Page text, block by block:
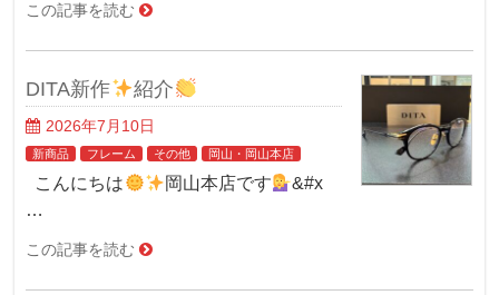
この記事を読む
DITA新作 紹介
2026年7月10日
新商品 フレーム その他 岡山・岡山本店
こんにちは 岡山本店です
‍&#x
…
この記事を読む